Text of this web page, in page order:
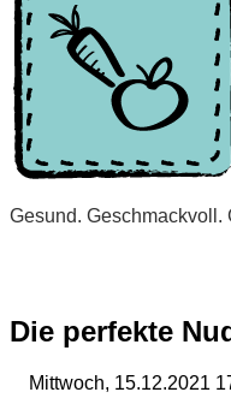
Gesund. Geschmackvoll.
Die perfekte
Mittwoch, 15.12.2021